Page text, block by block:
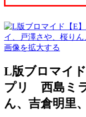
画像を拡大する
L版ブロマイ
プリ 西島ミ
ん、吉倉明里